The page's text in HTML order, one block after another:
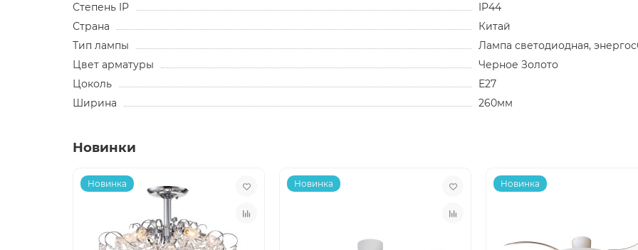
Степень IP
IP44
Страна
Китай
Тип лампы
Лампа светодиодная,
Цвет арматуры
Черное Золото
Цоколь
E27
Ширина
260мм
Новинки
Новинка Новинка Новинка